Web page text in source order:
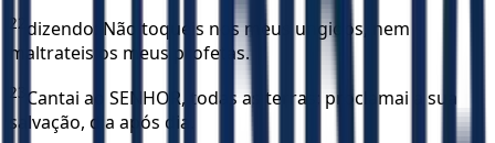
22 dizendo: Não toqueis nos meus ungidos, nem
maltrateis os meus profetas.
23 Cantai ao SENHOR, todas as terras; proclamai a sua
salvação, dia após dia.